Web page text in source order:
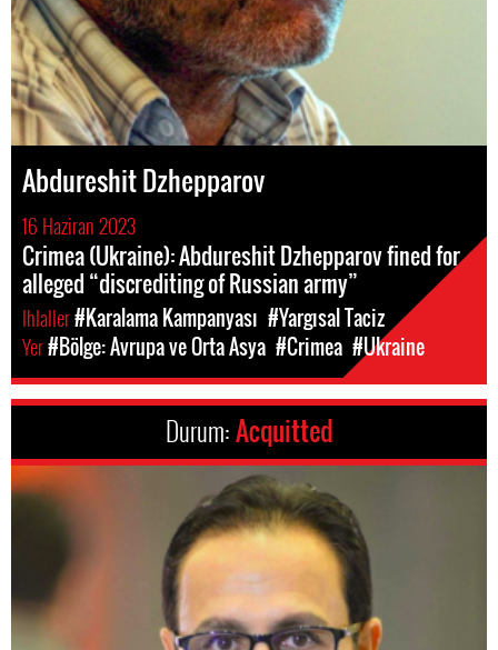
Abdureshit Dzhepparov
16 Haziran 2023
Crimea (Ukraine): Abdureshit Dzhepparov fined for
alleged “discrediting of Russian army”
Ihlaller#Karalama Kampanyası #Yargısal Taciz
Yer#Bölge: Avrupa ve Orta Asya #Crimea #Ukraine
Durum:Acquitted